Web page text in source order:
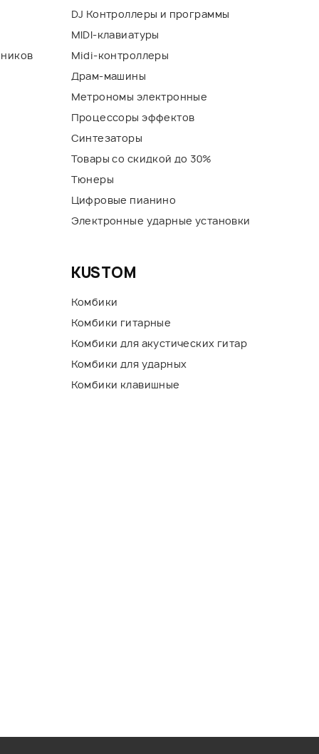
DJ Контроллеры и программы
MIDI-клавиатуры
Midi-контроллеры
Драм-машины
Метрономы электронные
Процессоры эффектов
Синтезаторы
Товары со скидкой до 30%
Тюнеры
Цифровые пианино
Электронные ударные установки
KUSTOM
Комбики
Комбики гитарные
Комбики для акустических гитар
Комбики для ударных
Комбики клавишные